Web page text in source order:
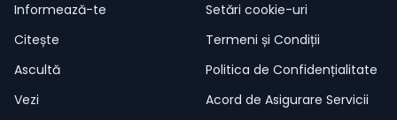
Informează-te
Citește
Ascultă
Vezi
Setări cookie-uri
Termeni și Condiții
Politica de Confidențialitate
Acord de Asigurare Servicii